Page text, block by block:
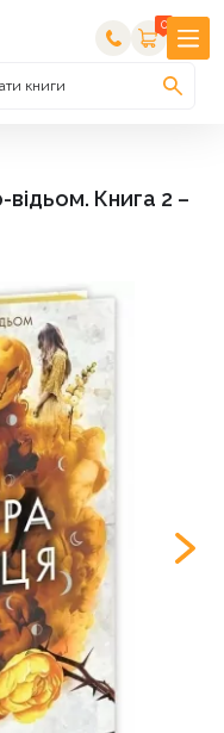
0
книги
Книга 2 –